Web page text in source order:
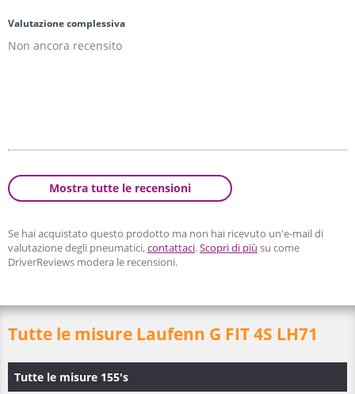
Valutazione complessiva
Non ancora recensito
Mostra tutte le recensioni
Se hai acquistato questo prodotto ma non hai ricevuto un'e-mail di
valutazione degli pneumatici,contattaci.Scopri di più su come
DriverReviews modera le recensioni.
Tutte le misure Laufenn G FIT 4S LH71
Tutte le misure 155's